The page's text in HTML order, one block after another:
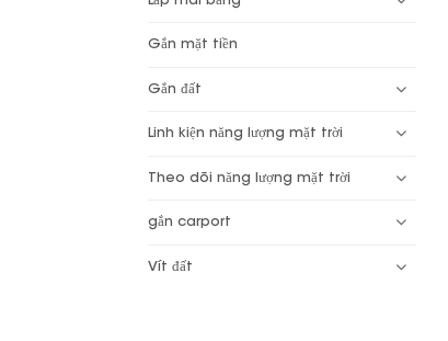
Gắn mặt tiền
Gắn đất
Linh kiện năng lượng mặt trời
Theo dõi năng lượng mặt trời
gắn carport
Vít đất